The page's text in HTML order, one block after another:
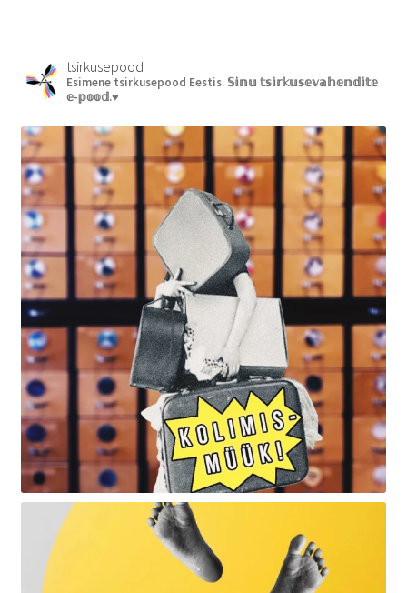
tsirkusepood
Esimene tsirkusepood Eestis. 𝕊𝕚𝕟𝕦 𝕥𝕤𝕚𝕣𝕜𝕦𝕤𝕖𝕧𝕒𝕙𝕖𝕟𝕕𝕚𝕥𝕖
𝕖-𝕡𝕠𝕠𝕕.♥︎